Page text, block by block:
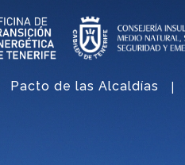
Pacto de las Alcaldías